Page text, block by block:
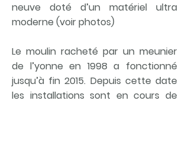
neuve doté d’un matériel ultra
moderne (voir photos)
Le moulin racheté par un meunier
de l’yonne en 1998 a fonctionné
jusqu’à fin 2015. Depuis cette date
les installations sont en cours de